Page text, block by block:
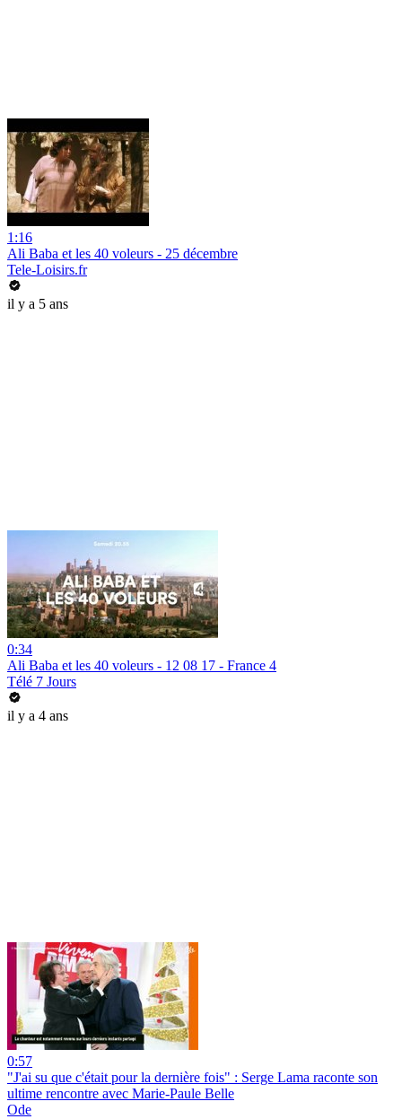
1:16
Ali Baba et les 40 voleurs - 25 décembre
Tele-Loisirs.fr
il y a 5 ans
0:34
Ali Baba et les 40 voleurs - 12 08 17 - France 4
Télé 7 Jours
il y a 4 ans
0:57
"J'ai su que c'était pour la dernière fois" : Serge Lama raconte son
ultime rencontre avec Marie-Paule Belle
Ode